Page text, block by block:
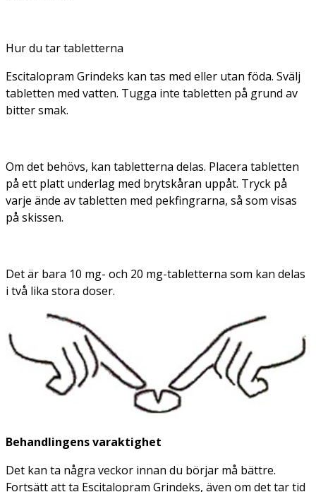
Hur du tar tabletterna
Escitalopram Grindeks kan tas med eller utan föda. Svälj
tabletten med vatten. Tugga inte tabletten på grund av
bitter smak.
Om det behövs, kan tabletterna delas. Placera tabletten
på ett platt underlag med brytskåran uppåt. Tryck på
varje ände av tabletten med pekfingrarna, så som visas
på skissen.
Det är bara 10 mg- och 20 mg-tabletterna som kan delas
i två lika stora doser.
Behandlingens varaktighet
Det kan ta några veckor innan du börjar må bättre.
Fortsätt att ta Escitalopram Grindeks, även om det tar tid